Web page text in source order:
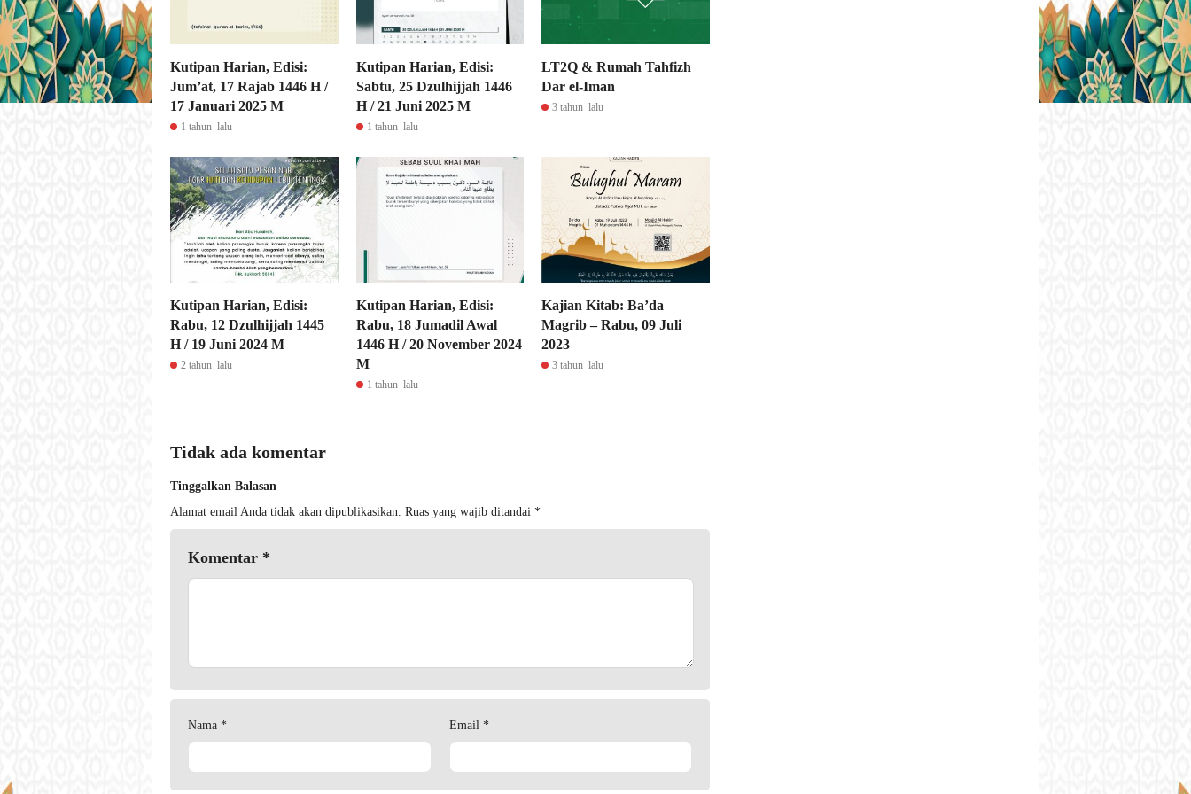
Kutipan Harian, Edisi:
Jum’at, 17 Rajab 1446 H /
17 Januari 2025 M
1 tahun lalu
Kutipan Harian, Edisi:
Sabtu, 25 Dzulhijjah 1446
H / 21 Juni 2025 M
1 tahun lalu
LT2Q & Rumah Tahfizh
Dar el-Iman
3 tahun lalu
Kutipan Harian, Edisi:
Rabu, 12 Dzulhijjah 1445
H / 19 Juni 2024 M
2 tahun lalu
Kutipan Harian, Edisi:
Rabu, 18 Jumadil Awal
1446 H / 20 November 2024
M
1 tahun lalu
Kajian Kitab: Ba’da
Magrib – Rabu, 09 Juli
2023
3 tahun lalu
Tidak ada komentar
Tinggalkan Balasan
Alamat email Anda tidak akan dipublikasikan. Ruas yang wajib ditandai *
Komentar *
Nama * Email *